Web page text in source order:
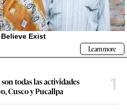
todas las actividades
Cusco y Pucallpa
1